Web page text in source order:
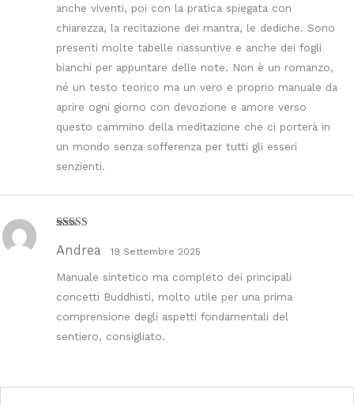
anche viventi, poi con la pratica spiegata con
chiarezza, la recitazione dei mantra, le dediche. Sono
presenti molte tabelle riassuntive e anche dei fogli
bianchi per appuntare delle note. Non è un romanzo,
né un testo teorico ma un vero e proprio manuale da
aprire ogni giorno con devozione e amore verso
questo cammino della meditazione che ci porterà in
un mondo senza sofferenza per tutti gli esseri
senzienti.
5
Andrea 19 Settembre 2025
Manuale sintetico ma completo dei principali
concetti Buddhisti, molto utile per una prima
comprensione degli aspetti fondamentali del
sentiero, consigliato.